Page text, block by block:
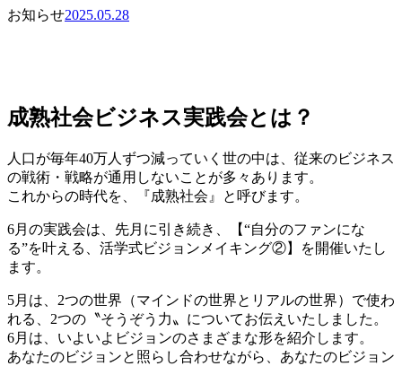
お知らせ2025.05.28
成熟社会ビジネス実践会とは？
人口が毎年40万人ずつ減っていく世の中は、従来のビジネス
の戦術・戦略が通用しないことが多々あります。
これからの時代を、『成熟社会』と呼びます。
6月の実践会は、先月に引き続き、【“自分のファンにな
る”を叶える、活学式ビジョンメイキング②】を開催いたし
ます。
5月は、2つの世界（マインドの世界とリアルの世界）で使わ
れる、2つの〝そうぞう力〟についてお伝えいたしました。
6月は、いよいよビジョンのさまざまな形を紹介します。
あなたのビジョンと照らし合わせながら、あなたのビジョン